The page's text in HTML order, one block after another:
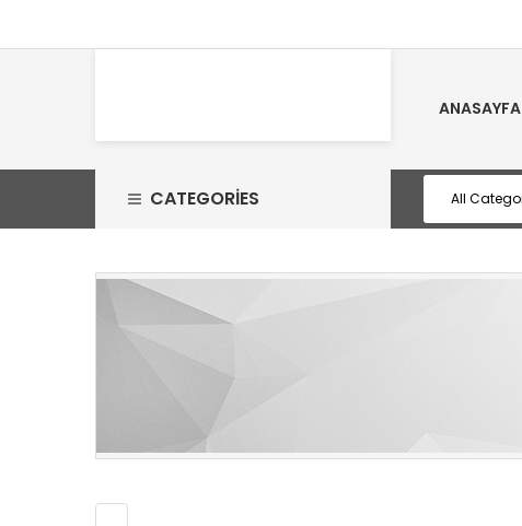
ANASAYFA
CATEGORIES